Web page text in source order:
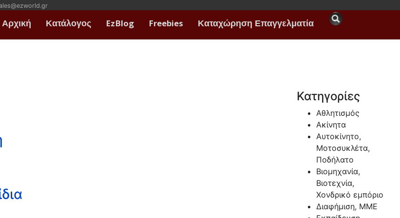
Αρχική Κατάλογος EzBlog Freebies Καταχώρηση Επαγγελματία
Κατηγορίες
Αθλητισμός
Ακίνητα
Αυτοκίνητο,
Μοτοσυκλέτα,
Ποδήλατο
Βιομηχανία,
Βιοτεχνία,
Χονδρικό εμπόριο
Διαφήμιση, ΜΜΕ